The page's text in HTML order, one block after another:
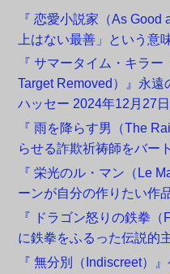
『 恋愛小説家（As
上はない最善」という意
『 サマータイム・キラ
Target Removed）』永遠
ハッセー 2024年12月27
『 雨を降らす男（The
らせる詐欺祈祷師をバー
『 栄光のル・マン（Le
ーンが自分の作りたい作
『 ドラゴン怒りの鉄拳
に鉄拳をふるった伝説的
『 無分別（Indiscreet）